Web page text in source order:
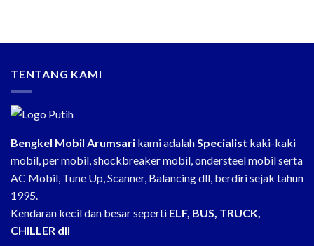
TENTANG KAMI
Bengkel Mobil Arumsari kami adalahSpecialist kaki-kaki
mobil, per mobil, shockbreaker mobil, ondersteel mobil serta
AC Mobil, Tune Up, Scanner, Balancing dll, berdiri sejak tahun
1995.
Kendaran kecil dan besar seperti ELF, BUS, TRUCK,
CHILLER dll